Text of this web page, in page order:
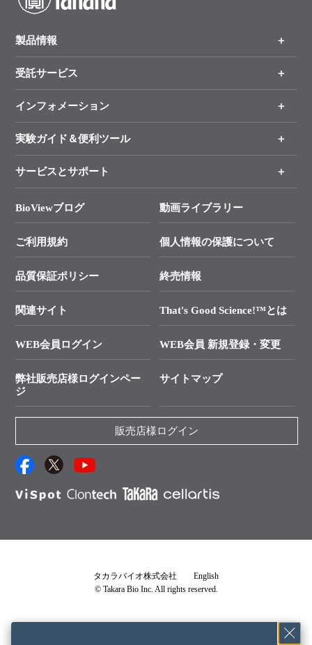
製品情報
製品一覧
手法から製品を探す
新製品情報
受託サービス
オンライン注文
インフォメーション
キャンペーン
タカラバイオ各種会員募集のお知らせ
終売製品のお知らせ
価格改定のご案内
技術セミナーのご案内
タカラバイオ発表文献
実験ガイド＆便利ツール
リアルタイムPCR実験のススメ
幹細胞・再生医療研究ガイド
クローニング実験ガイド
SMARTer NGSポータルサイト
プライマー設計
制限酵素切断サイトの検索
ユーザーズボイス集
抗体検索サイト
サービスとサポート
総合お問い合わせ
├ 実験コンシェルジュ
├ 受託サービスお問い合わせ
資料請求 機器関連
資料請求 受託関連
資料請求 核酸抽出・精製カタログ
サンプル請求一覧
プロトコール集
説明書・CoA・SDSを探す
BioViewブログ 動画ライブラリー
ご利用規約 個人情報の保護について
品質保証ポリシー 終売情報
関連サイト That's Good Science!™とは
WEB会員ログイン WEB会員 新規登録・変更
弊社販売店様ログインペー
ジ
サイトマップ
販売店様ログイン
タカラバイオ株式会社
English
© Takara Bio Inc. All rights reserved.